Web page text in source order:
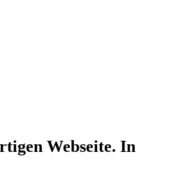
Webseite. In